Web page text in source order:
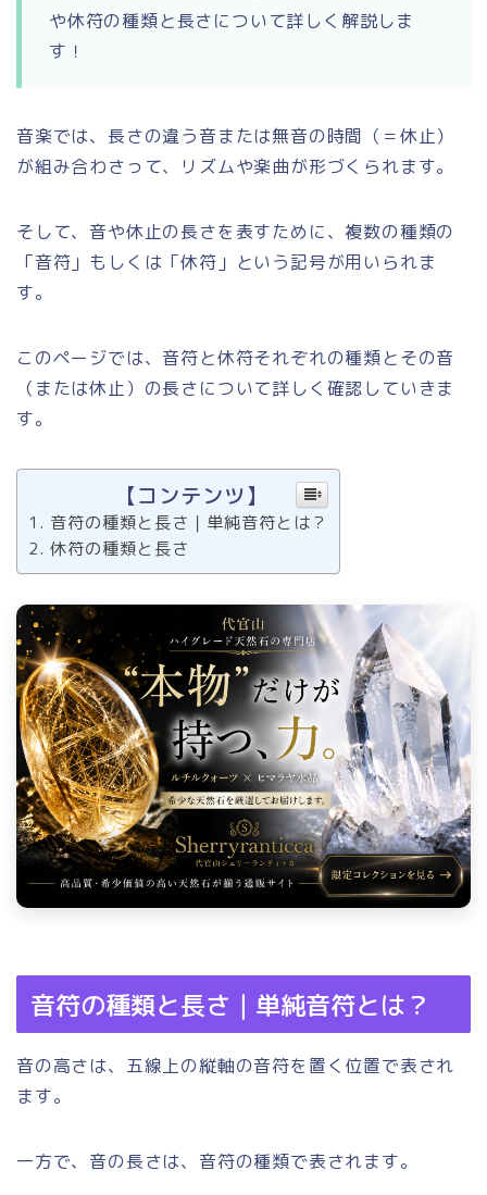
や休符の種類と長さについて詳しく解説しま
す！
音楽では、長さの違う音または無音の時間（＝休止）
が組み合わさって、リズムや楽曲が形づくられます。
そして、音や休止の長さを表すために、複数の種類の
「音符」もしくは「休符」という記号が用いられま
す。
このページでは、音符と休符それぞれの種類とその音
（または休止）の長さについて詳しく確認していきま
す。
【コンテンツ】
音符の種類と長さ｜単純音符とは？
休符の種類と長さ
音符の種類と長さ｜単純音符とは？
音の高さは、五線上の縦軸の音符を置く位置で表され
ます。
一方で、音の長さは、音符の種類で表されます。